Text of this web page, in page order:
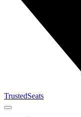
TrustedSeats